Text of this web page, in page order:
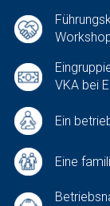
VKA bei
Ein
Eine